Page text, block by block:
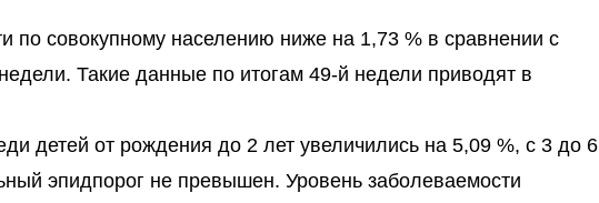
по совокупному населению ниже на 1,73 % в сравнении с
Такие данные по итогам 49-й недели приводят в
детей от рождения до 2 лет увеличились на 5,09 %, с 3 до 6
эпидпорог не превышен. Уровень заболеваемости